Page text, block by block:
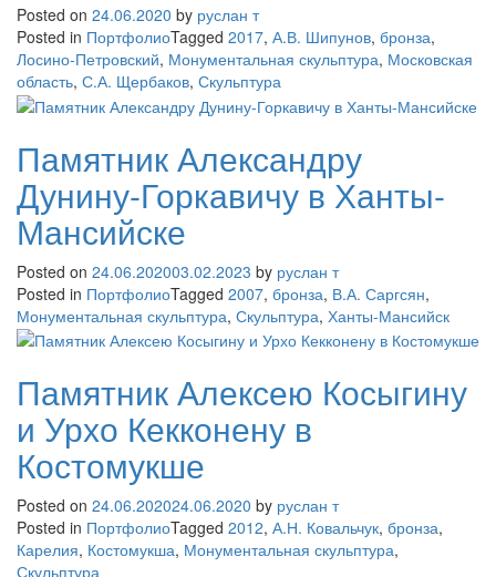
Posted on 24.06.2020 by руслан т
Posted in ПортфолиоTagged 2017, А.В. Шипунов, бронза,
Лосино-Петровский, Монументальная скульптура, Московская
область, С.А. Щербаков, Скульптура
Памятник Александру
Дунину-Горкавичу в Ханты-
Мансийске
Posted on 24.06.202003.02.2023 by руслан т
Posted in ПортфолиоTagged 2007, бронза, В.А. Саргсян,
Монументальная скульптура, Скульптура, Ханты-Мансийск
Памятник Алексею Косыгину
и Урхо Кекконену в
Костомукше
Posted on 24.06.202024.06.2020 by руслан т
Posted in ПортфолиоTagged 2012, А.Н. Ковальчук, бронза,
Карелия, Костомукша, Монументальная скульптура,
Скульптура